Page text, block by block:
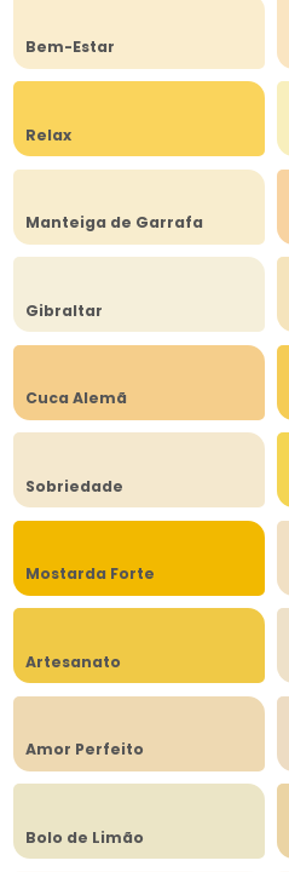
Bem-Estar
Relax
Manteiga de Garrafa
Gibraltar
Cuca Alemã
Sobriedade
Mostarda Forte
Artesanato
Amor Perfeito
Bolo de Limão